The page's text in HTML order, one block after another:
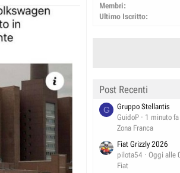
Membri
Ultimo Iscritto
Post Recenti
G
Gruppo Stellantis
GuidoP
1 minuto fa
Zona Franca
Fiat Grizzly 2026
pilota54
Oggi alle
Fiat